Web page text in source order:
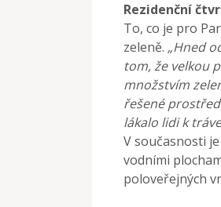
Rezidenční
To, co je pro
zeleně. „Hned
tom, že velkou
množstvím
řešené
lákalo lidi k
V současnosti
vodními
poloveřejných